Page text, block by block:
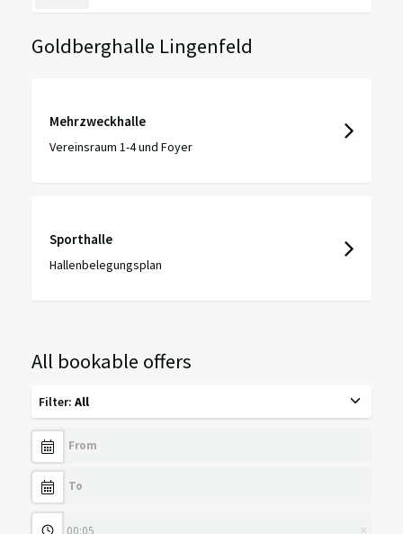
Goldberghalle Lingenfeld
Mehrzweckhalle
Vereinsraum 1-4 und Foyer
Sporthalle
Hallenbelegungsplan
All bookable offers
Filter: All
×